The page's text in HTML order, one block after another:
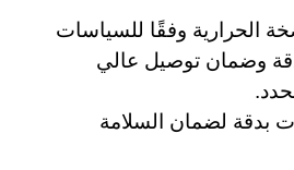
الحرارية وفقًا للسياسات
وضمان توصيل عالي
بدقة لضمان السلامة